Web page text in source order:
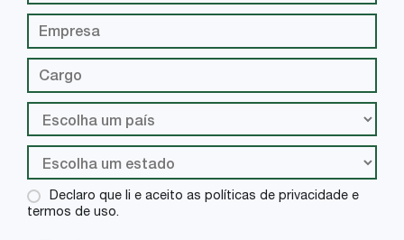
Declaro que li e aceito as políticas de privacidade e
termos de uso.